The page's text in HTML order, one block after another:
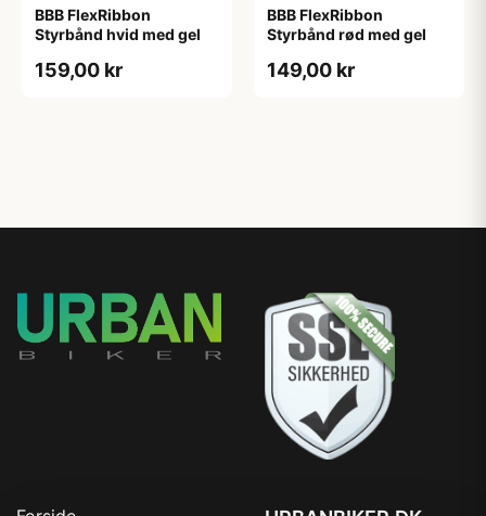
BBB FlexRibbon
Styrbånd hvid med gel
159,00 kr
BBB FlexRibbon
Styrbånd rød med gel
149,00 kr